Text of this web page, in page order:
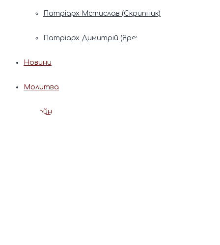
Патріарх Мстислав (Скрипник)
Патріарх Димитрій (Ярема)
Новини
Молитва
Онлайн послуги